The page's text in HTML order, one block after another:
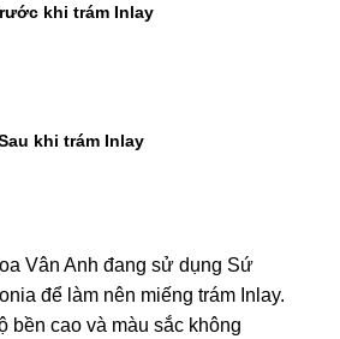
khi trám Inlay
khi trám Inlay
Vân Anh đang sử dụng Sứ
để làm nên miếng trám Inlay.
bền cao và màu sắc không